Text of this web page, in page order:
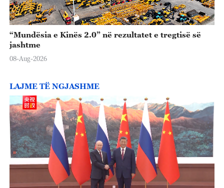
“Mundësia e Kinës 2.0” në rezultatet e tregtisë së
jashtme
08-Aug-2026
LAJME TË NGJASHME